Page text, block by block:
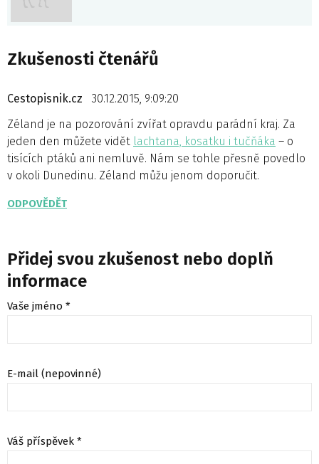
Zkušenosti čtenářů
Cestopisnik.cz
30.12.2015, 9:09:20
Zéland je na pozorování zvířat opravdu parádní kraj. Za
jeden den můžete vidět lachtana, kosatku i tučňáka – o
tisících ptáků ani nemluvě. Nám se tohle přesně povedlo
v okoli Dunedinu. Zéland můžu jenom doporučit.
ODPOVĚDĚT
Přidej svou zkušenost nebo doplň
informace
Vaše jméno *
E-mail (nepovinné)
Váš příspěvek *